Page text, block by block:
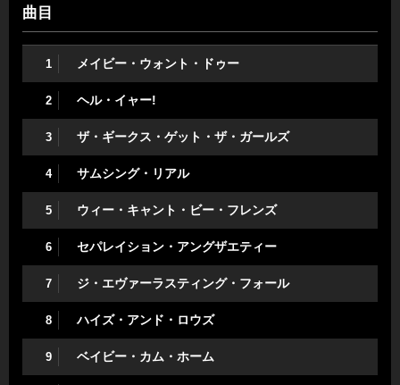
曲目
1 メイビー・ウォント・ドゥー
2 ヘル・イャー!
3 ザ・ギークス・ゲット・ザ・ガールズ
4 サムシング・リアル
5 ウィー・キャント・ビー・フレンズ
6 セパレイション・アングザエティー
7 ジ・エヴァーラスティング・フォール
8 ハイズ・アンド・ロウズ
9 ベイビー・カム・ホーム